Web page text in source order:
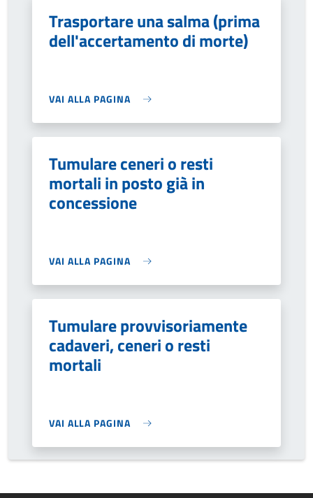
Trasportare una salma (prima
dell'accertamento di morte)
VAI ALLA PAGINA
Tumulare ceneri o resti
mortali in posto già in
concessione
VAI ALLA PAGINA
Tumulare provvisoriamente
cadaveri, ceneri o resti
mortali
VAI ALLA PAGINA